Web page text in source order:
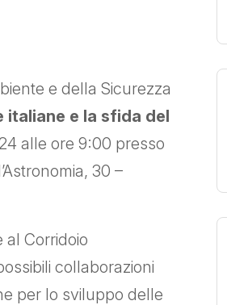
e della Sicurezza
italiane e la sfida del
alle ore 9:00 presso
30 –
Corridoio
collaborazioni
per lo sviluppo delle